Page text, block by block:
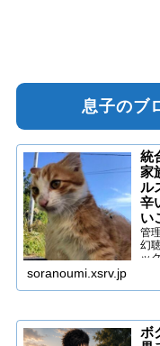
息子のブ
統
家
ル
辛
い
管
幻
ッ
soranoumi.xsrv.jp
ボ